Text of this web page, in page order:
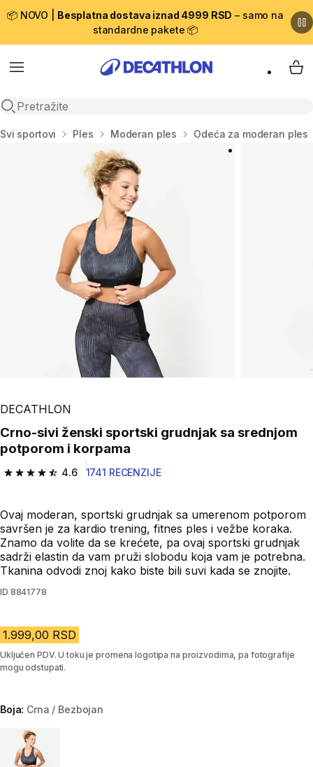
📦 NOVO | Besplatna dostava iznad 4999 RSD – samo na
standardne pakete 📦
Menu
Open search
My
Početna stranica
Svi sportovi Ples Moderan ples Odeća za moderan ples
Play Video
DECATHLON
Crno-sivi ženski sportski grudnjak sa srednjom
potporom i korpama
4.6
4.6 od 5 zvezdica from 1741 Recenzije
1741 RECENZIJE
Ovaj moderan, sportski grudnjak sa umerenom potporom
savršen je za kardio trening, fitnes ples i vežbe koraka.
Znamo da volite da se krećete, pa ovaj sportski grudnjak
sadrži elastin da vam pruži slobodu koja vam je potrebna.
Tkanina odvodi znoj kako biste bili suvi kada se znojite.
ID 8841778
1.999,00 RSD
Uključen PDV. U toku je promena logotipa na proizvodima, pa fotografije
mogu odstupati.
Boja: Crna / Bezbojan
Choose a variant